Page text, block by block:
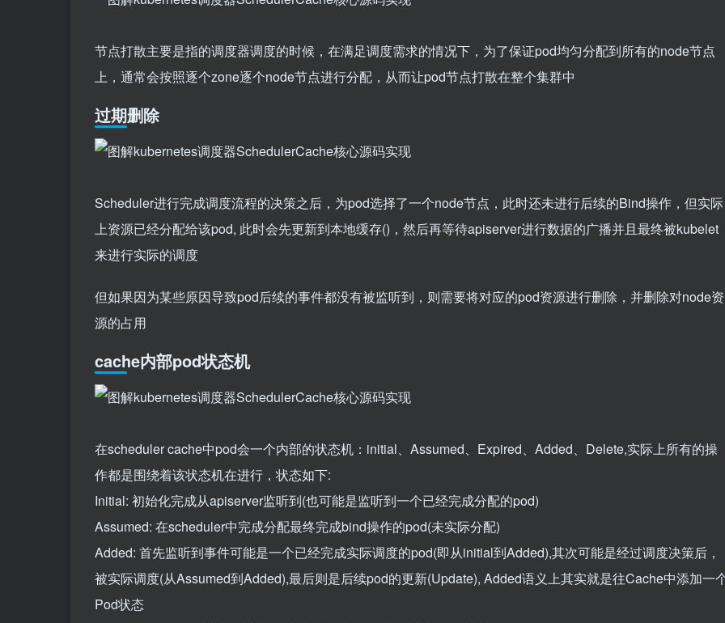
节点打散主要是指的调度器调度的时候，在满足调度需求的情况下，为了保证pod均匀分配到所有的node节点
上，通常会按照逐个zone逐个node节点进行分配，从而让pod节点打散在整个集群中
过期删除
Scheduler进行完成调度流程的决策之后，为pod选择了一个node节点，此时还未进行后续的Bind操作，但实际
上资源已经分配给该pod, 此时会先更新到本地缓存()，然后再等待apiserver进行数据的广播并且最终被kubelet
来进行实际的调度
但如果因为某些原因导致pod后续的事件都没有被监听到，则需要将对应的pod资源进行删除，并删除对node资
源的占用
cache内部pod状态机
在scheduler cache中pod会一个内部的状态机：initial、Assumed、Expired、Added、Delete,实际上所有的操
作都是围绕着该状态机在进行，状态如下:
Initial: 初始化完成从apiserver监听到(也可能是监听到一个已经完成分配的pod)
Assumed: 在scheduler中完成分配最终完成bind操作的pod(未实际分配)
Added: 首先监听到事件可能是一个已经完成实际调度的pod(即从initial到Added),其次可能是经过调度决策后，
被实际调度(从Assumed到Added),最后则是后续pod的更新(Update), Added语义上其实就是往Cache中添加一
Pod状态